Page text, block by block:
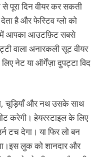
पूरा दिन वीयर कर सकती
है और फेस्टिव ग्लो को
में आपका आउटफ़िट सबसे
वाला अनारकली सूट वीयर
नेट या ऑर्गेंज़ा दुपट्टा विद
चूड़ियाँ और नथ उसके साथ
करेगी। हेयरस्टाइल के लिए
टच देगा। या फिर लो बन
लुक को शानदार और